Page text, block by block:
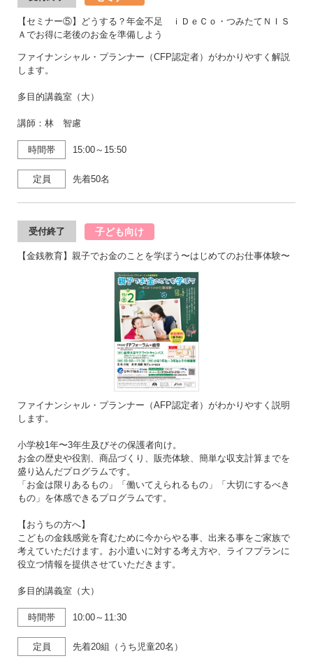
【セミナー⑤】どうする？年金不足 ｉＤｅＣｏ・つみたてＮＩＳ
Ａでお得に老後のお金を準備しよう
ファイナンシャル・プランナー（CFP認定者）がわかりやすく解説
します。
多目的講義室（大）
講師：林 智慮
時間帯 15:00～15:50
定員 先着50名
受付終了 子ども向け
【金銭教育】親子でお金のことを学ぼう〜はじめてのお仕事体験〜
ファイナンシャル・プランナー（AFP認定者）がわかりやすく説明
します。
小学校1年〜3年生及びその保護者向け。
お金の歴史や役割、商品づくり、販売体験、簡単な収支計算までを
盛り込んだプログラムです。
「お金は限りあるもの」「働いてえられるもの」「大切にするべき
もの」を体感できるプログラムです。
【おうちの方へ】
こどもの金銭感覚を育むために今からやる事、出来る事をご家族で
考えていただけます。お小遣いに対する考え方や、ライフプランに
役立つ情報を提供させていただきます。
多目的講義室（大）
時間帯 10:00～11:30
定員 先着20組（うち児童20名）